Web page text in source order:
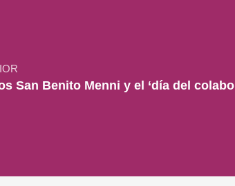
San Benito Menni y el ‘día del